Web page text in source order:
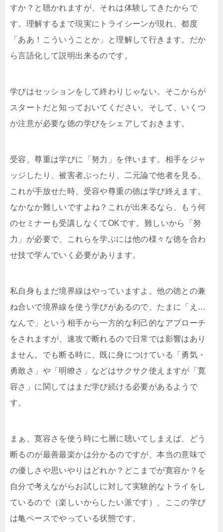
すか？と聴かれますが、それは体験してきたからで
す。理解するまで現実にトライシーンが現れ、都度
「ああ！こういうことか」と理解して行きます。だか
ら言語化して説明出来るのです。
学びはセッションをして終わりじゃない。そこからが
スタートだと知っておいてください。そして、いくつ
か注意が必要な徳の学びをシェアしておきます。
受容、尊重は学びに「努力」を伴います。相手をジャ
ッジしたり、被害者ぶったり、二元論で他者を見る。
これが手放せた時、受容や尊重の徳は学び終えます。
なかなか難しいですよね？これが出来るなら、もう何
のセミナーも受講しなくてOKです。難しいから「努
力」が必要で、これらを学ぶには他の様々な徳を合わ
せ技で学んでいく必要があります。
私自身もまだ境界線はやっていますよ。他の徳との兼
ね合いで境界線を使う学びがあるので、たまに「え…
なんで」という相手から一方的な利己的なアプローチ
をされますが、速攻で断れるので日常では影響はあり
ません。でも断る時に、既に身につけている「勇気・
勇敢さ」や「明瞭さ」などはサクサク使えますが「寛
容さ」に関してはまだ学び続ける必要があるようで
す。
まぁ、寛容さを使う時に七層に聴いてしまえば、どう
断るのが最善最楽かは分かるのですが、本当の意味で
の優しさや思いやりはどれか？どこまでが寛容か？を
自分で考えながらお試しに対して実験的なトライをし
ているので（楽しいからしたい派です）、ここの学び
は亀ペースでやっている状態です。